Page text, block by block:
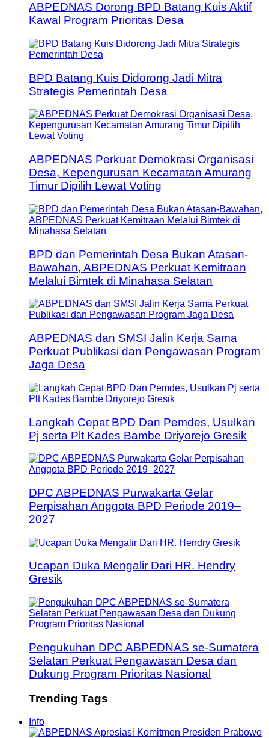
ABPEDNAS Dorong BPD Batang Kuis Aktif
Kawal Program Prioritas Desa
BPD Batang Kuis Didorong Jadi Mitra
Strategis Pemerintah Desa
ABPEDNAS Perkuat Demokrasi Organisasi
Desa, Kepengurusan Kecamatan Amurang
Timur Dipilih Lewat Voting
BPD dan Pemerintah Desa Bukan Atasan-
Bawahan, ABPEDNAS Perkuat Kemitraan
Melalui Bimtek di Minahasa Selatan
ABPEDNAS dan SMSI Jalin Kerja Sama
Perkuat Publikasi dan Pengawasan Program
Jaga Desa
Langkah Cepat BPD Dan Pemdes, Usulkan
Pj serta Plt Kades Bambe Driyorejo Gresik
DPC ABPEDNAS Purwakarta Gelar
Perpisahan Anggota BPD Periode 2019–
2027
Ucapan Duka Mengalir Dari HR. Hendry
Gresik
Pengukuhan DPC ABPEDNAS se-Sumatera
Selatan Perkuat Pengawasan Desa dan
Dukung Program Prioritas Nasional
Trending Tags
Info